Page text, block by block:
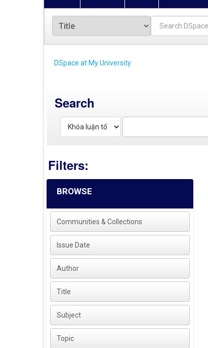
DSpace at My University
Search
Filters:
BROWSE
Communities & Collections
Issue Date
Author
Title
Subject
Topic